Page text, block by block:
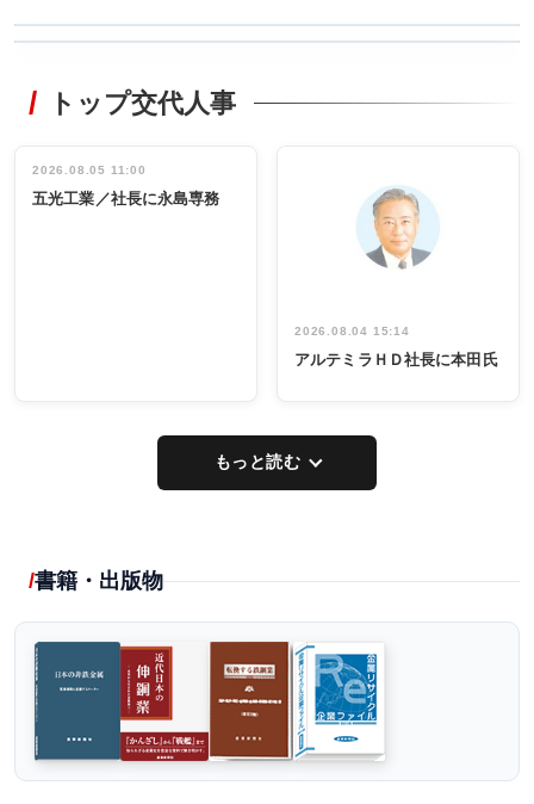
非鉄業界で
インタビュ
ー／社内ア
タックトレー
祝う 業界関
係者ら220人
出席
トップ交代人事
2026.08.05 11:00
五光工業／社長に永島専務
2026.08.04 15:14
アルテミラＨＤ社長に本田氏
もっと読む
書籍・出版物